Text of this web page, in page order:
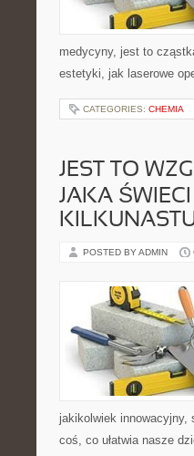
medycyny, jest to
estetyki, jak laserowe
CATEGORIES: CHEMIA
JEST TO
JAKA
POSTED BY ADMIN
jakikolwiek innowacyjny,
coś, co ułatwia nasze